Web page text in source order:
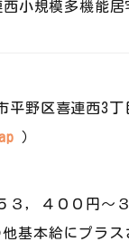
西小規模多機能居
平野区喜連西3
）
３，４００円～
基本給にプラス